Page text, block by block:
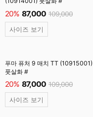
20% 87,000 109,000
사이즈 보기
푸마 퓨처 9 매치 TT (10915001)
풋살화 #
20% 87,000 109,000
사이즈 보기